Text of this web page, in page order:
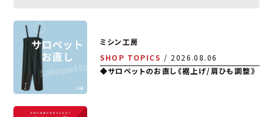
ミシン工房
SHOP TOPICS
2026.08.06
◆サロペットのお直し《裾上げ/肩ひも調整》